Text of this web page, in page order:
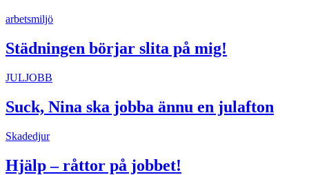
arbetsmiljö
Städningen börjar slita på mig!
JULJOBB
Suck, Nina ska jobba ännu en julafton
Skadedjur
Hjälp – råttor på jobbet!